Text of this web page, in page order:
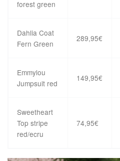
forest green
Dahlia Coat
Fern Green
289,95€
Emmylou
Jumpsuit red
149,95€
Sweetheart
Top stripe
red/ecru
74,95€